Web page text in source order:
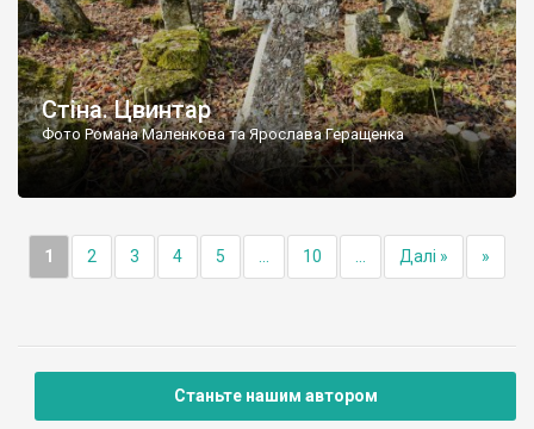
Стіна. Цвинтар
Фото Романа Маленкова та Ярослава Геращенка
1 2 3 4 5 10 Далі » »
Станьте нашим автором